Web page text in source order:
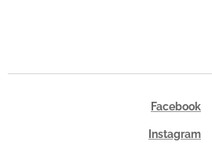
Facebook
Instagram